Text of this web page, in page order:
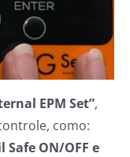
EPM Set”,
como:
Safe ON/OFF e